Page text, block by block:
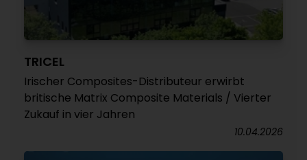
TRICEL
Irischer Composites-Distributeur erwirbt
britische Matrix Composite Materials / Vierter
Zukauf in vier Jahren
10.04.2026